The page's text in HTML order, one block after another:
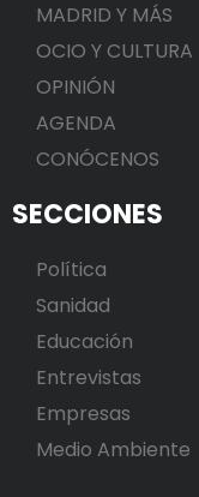
MADRID Y MÁS
OCIO Y CULTURA
OPINIÓN
AGENDA
CONÓCENOS
SECCIONES
Política
Sanidad
Educación
Entrevistas
Empresas
Medio Ambiente